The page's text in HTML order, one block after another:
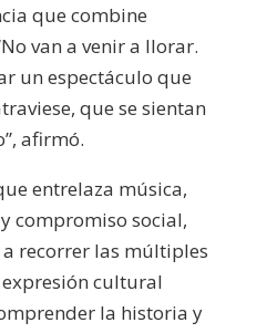
que combine
van a venir a llorar.
un espectáculo que
que se sientan
afirmó.
entrelaza música,
compromiso social,
recorrer las múltiples
cultural
la historia y